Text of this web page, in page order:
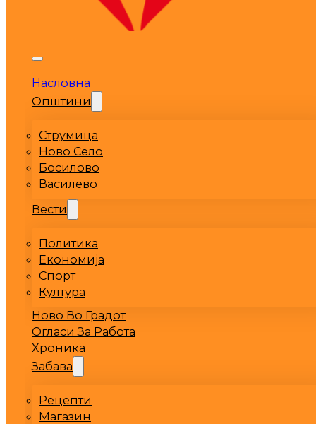
Насловна
Општини
Струмица
Ново Село
Босилово
Василево
Вести
Политика
Економија
Спорт
Култура
Ново Во Градот
Огласи За Работа
Хроника
Забава
Рецепти
Магазин